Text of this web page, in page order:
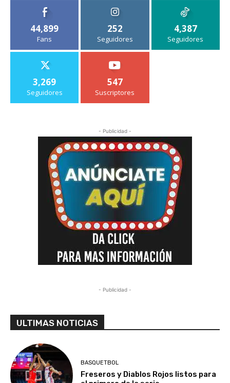
44,899
Fans
252
Seguidores
4,387
Seguidores
3,269
Seguidores
547
Suscriptores
- Publicidad -
- Publicidad -
ULTIMAS NOTICIAS
BASQUETBOL
Freseros y Diablos Rojos listos para